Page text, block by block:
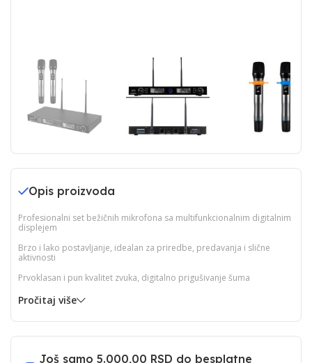
Opis proizvoda
Profesionalni set bežičnih mikrofona sa multifunkcionalnim digitalnim
displejem
Brzo i lako postavljanje, idealan za priredbe, predavanja i slične
aktivnosti
Prvoklasan i pun kvalitet zvuka, digitalno prigušivanje šuma
Pročitaj više
Još samo 5.000,00 RSD do besplatne